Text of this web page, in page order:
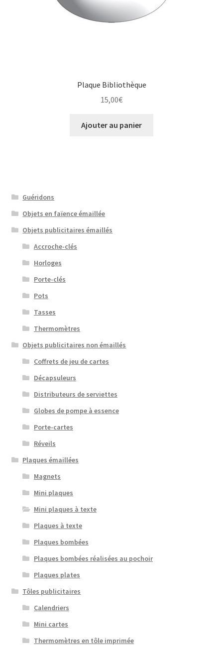
Plaque Bibliothèque
15,00€
Ajouter au panier
Guéridons
Objets en faïence émaillée
Objets publicitaires émaillés
Accroche-clés
Horloges
Porte-clés
Pots
Tasses
Thermomètres
Objets publicitaires non émaillés
Coffrets de jeu de cartes
Décapsuleurs
Distributeurs de serviettes
Globes de pompe à essence
Porte-cartes
Réveils
Plaques émaillées
Magnets
Mini plaques
Mini plaques à texte
Plaques à texte
Plaques bombées
Plaques bombées réalisées au pochoir
Plaques plates
Tôles publicitaires
Calendriers
Mini cartes
Thermomètres en tôle imprimée